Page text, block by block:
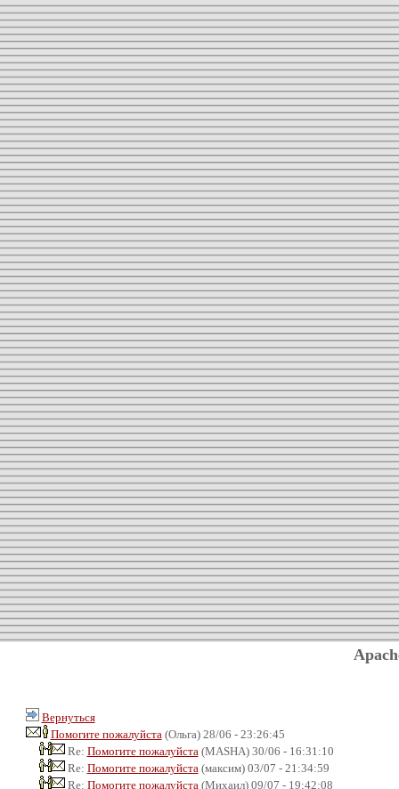
Вернуться
Помогите пожалуйста (Ольга) 28/06 - 23:26:45
Re: Помогите пожалуйста (MASHA) 30/06 - 16:31:10
Re: Помогите пожалуйста (максим) 03/07 - 21:34:59
Re: Помогите пожалуйста (Михаил) 09/07 - 19:42:08